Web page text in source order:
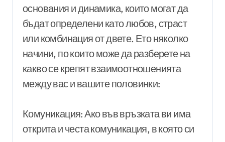
основания и динамика, които могат да
бъдат определени като любов, страст
или комбинация от двете. Ето няколко
начини, по които може да разберете на
какво се крепят взаимоотношенията
между вас и вашите половинки:
Комуникация: Ако във връзката ви има
открита и честа комуникация, в която си